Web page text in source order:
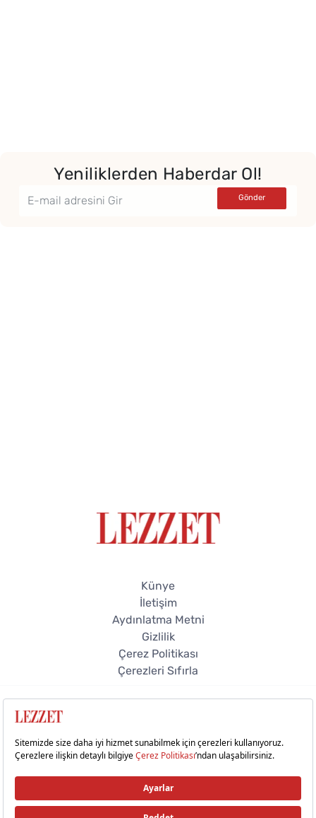
Yeniliklerden Haberdar Ol!
Künye
İletişim
Aydınlatma Metni
Gizlilik
Çerez Politikası
Çerezleri Sıfırla
© 2026 Lezzet Online. Tüm hakları saklıdır.